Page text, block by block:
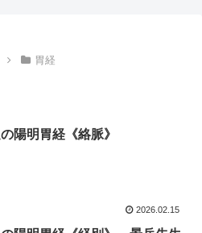
胃経
陽明胃経《絡脈》
2026.02.15